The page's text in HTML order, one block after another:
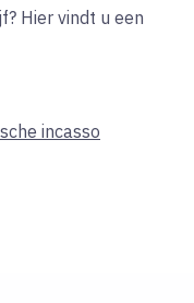
Hier vindt u een
incasso